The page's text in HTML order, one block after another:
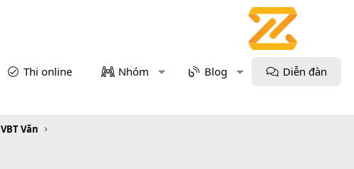
Thi online Nhóm Blog Diễn đàn
VBT Văn